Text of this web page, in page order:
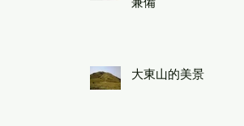
大東山的美景